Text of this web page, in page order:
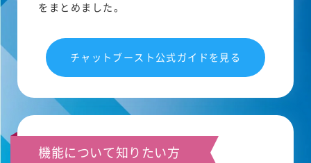
をまとめました。
チャットブースト公式ガイドを見る
機能について知りたい方